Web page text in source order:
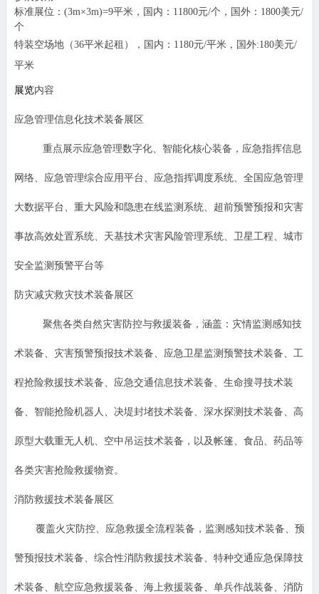
标准展位： (3m×3m)=9平米， 国内：11800元/个，国外：1800美元/
个
特装空场地（36平米起租），国内：1180元/平米，国外:180美元/
平米
展览内容
应急管理信息化技术装备展区
重点展示应急管理数字化、智能化核心装备，应急指挥信息
网络、应急管理综合应用平台、应急指挥调度系统、全国应急管理
大数据平台、重大风险和隐患在线监测系统、超前预警预报和灾害
事故高效处置系统、天基技术灾害风险管理系统、卫星工程、城市
安全监测预警平台等
防灾减灾救灾技术装备展区
聚焦各类自然灾害防控与救援装备，涵盖：灾情监测感知技
术装备、灾害预警预报技术装备、应急卫星监测预警技术装备、工
程抢险救援技术装备、应急交通信息技术装备、生命搜寻技术装
备、智能抢险机器人、决堤封堵技术装备、深水探测技术装备、高
原型大载重无人机、空中吊运技术装备，以及帐篷、食品、药品等
各类灾害抢险救援物资。
消防救援技术装备展区
覆盖火灾防控、应急救援全流程装备，监测感知技术装备、预
警预报技术装备、综合性消防救援技术装备、特种交通应急保障技
术装备、航空应急救援装备、海上救援装备、单兵作战装备、消防